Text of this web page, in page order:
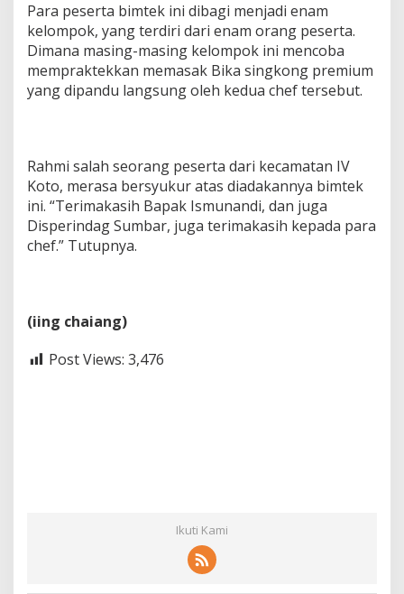
Para peserta bimtek ini dibagi menjadi enam
kelompok, yang terdiri dari enam orang peserta.
Dimana masing-masing kelompok ini mencoba
mempraktekkan memasak Bika singkong premium
yang dipandu langsung oleh kedua chef tersebut.
Rahmi salah seorang peserta dari kecamatan IV
Koto, merasa bersyukur atas diadakannya bimtek
ini. “Terimakasih Bapak Ismunandi, dan juga
Disperindag Sumbar, juga terimakasih kepada para
chef.” Tutupnya.
(iing chaiang)
Post Views: 3,476
Ikuti Kami